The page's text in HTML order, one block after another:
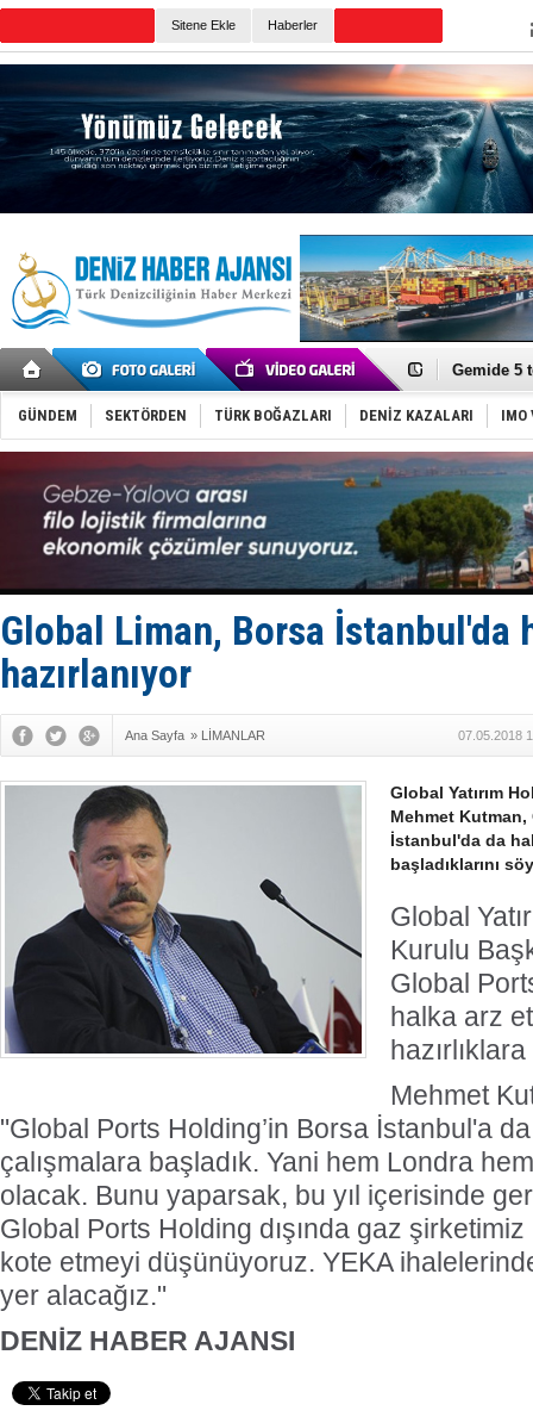
Sitene Ekle Haberler
Dron
Gemide 5
Yakıt
Rus
Tatil
Rusya,
Enejota
Denizcilik
‘14.
Taksi
SOCAR da
GÜNDEM SEKTÖRDEN TÜRK BOĞAZLARI DENİZ KAZALARI IMO
Global Liman, Borsa İstanbul'da
hazırlanıyor
Ana Sayfa » LİMANLAR 07.05.2018
Global Yatırım
Mehmet
İstanbul'da da
başladıklarını
Global
Kurulu
Global
halka arz
Mehmet
"Global Ports Holding’in Borsa İstanbul'a
çalışmalara başladık. Yani hem Londra
olacak. Bunu yaparsak, bu yıl içerisinde
Global Ports Holding dışında gaz şirketimiz
kote etmeyi düşünüyoruz. YEKA
yer alacağız."
DENİZ HABER AJANSI